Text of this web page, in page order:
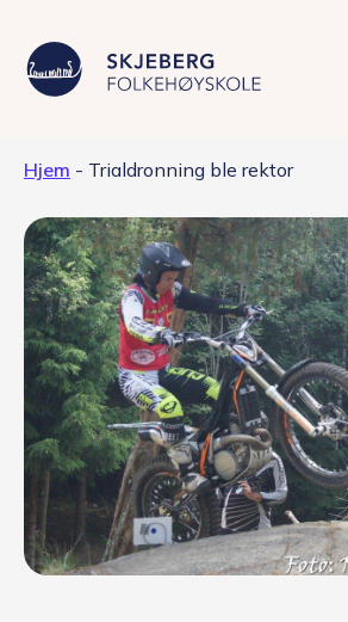
Livet på skolen
Skolen
Kontakt
Valgfag
Siste nytt
Q&A
Hjem - Trialdronning ble rektor